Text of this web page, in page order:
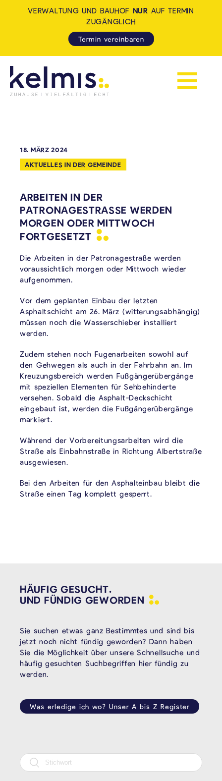
Navigation
VERWALTUNG UND BAUHOF NUR AUF TERMIN
ZUGÄNGLICH
Termin vereinbaren
18. MÄRZ 2024
AKTUELLES IN DER GEMEINDE
ARBEITEN IN DER
PATRONAGESTRASSE WERDEN M
ORGEN ODER MITTWOCH
FORTGESETZT
Die Arbeiten in der Patronagestraße werden
voraussichtlich morgen oder Mittwoch wieder
aufgenommen.
Vor dem geplanten Einbau der letzten
Asphaltschicht am 26. März (witterungsabhängig)
müssen noch die Wasserschieber installiert
werden.
Zudem stehen noch Fugenarbeiten sowohl auf
den Gehwegen als auch in der Fahrbahn an. Im
Kreuzungsbereich werden Fußgängerübergänge
mit speziellen Elementen für Sehbehinderte
versehen. Sobald die Asphalt-Deckschicht
eingebaut ist, werden die Fußgängerübergänge
markiert.
Während der Vorbereitungsarbeiten wird die
Straße als Einbahnstraße in Richtung Albertstraße
ausgewiesen.
Bei den Arbeiten für den Asphalteinbau bleibt die
Straße einen Tag komplett gesperrt.
HÄUFIG GESUCHT.
UND FÜNDIG GEWORDEN
Sie suchen etwas ganz Bestimmtes und sind bis
jetzt noch nicht fündig geworden? Dann haben
Sie die Möglichkeit über unsere Schnellsuche und
häufig gesuchten Suchbegriffen hier fündig zu
werden.
Was erledige ich wo? Unser A bis Z Register